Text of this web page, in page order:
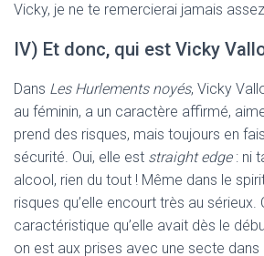
Vicky, je ne te remercierai jamais assez
IV) Et donc, qui est Vicky
Dans Les Hurlements noyés, Vicky
au féminin, a un caractère affirmé,
prend des risques, mais toujours en
sécurité. Oui, elle est straight edge: ni
alcool, rien du tout ! Même dans le
risques qu’elle encourt très au sérieux.
caractéristique qu’elle avait dès le
on est aux prises avec une secte dans